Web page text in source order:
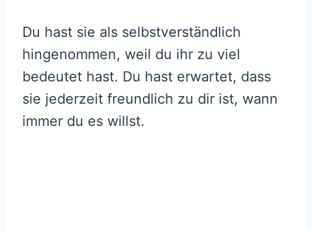
Du hast sie als selbstverständlich
hingenommen, weil du ihr zu viel
bedeutet hast. Du hast erwartet, dass
sie jederzeit freundlich zu dir ist, wann
immer du es willst.